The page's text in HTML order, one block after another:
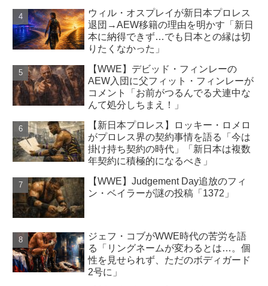
ウィル・オスプレイが新日本プロレス
退団→AEW移籍の理由を明かす「新日
本に納得できず…でも日本との縁は切
りたくなかった」
【WWE】デビッド・フィンレーの
AEW入団に父フィット・フィンレーが
コメント「お前がつるんでる犬連中な
んて処分しちまえ！」
【新日本プロレス】ロッキー・ロメロ
がプロレス界の契約事情を語る「今は
掛け持ち契約の時代」「新日本は複数
年契約に積極的になるべき」
【WWE】Judgement Day追放のフィ
ン・ベイラーが謎の投稿「1372」
ジェフ・コブがWWE時代の苦労を語
る「リングネームが変わるとは…。個
性を見せられず、ただのボディガード
2号に」